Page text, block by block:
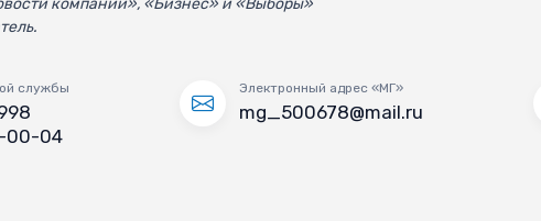
компаний», «Бизнес» и «Выборы»
службы
00-04
Электронный адрес «МГ»
mg_500678@mail.ru